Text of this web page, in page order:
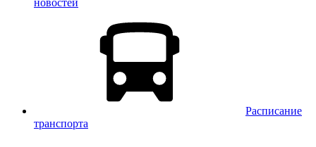
новостей
Расписание
транспорта